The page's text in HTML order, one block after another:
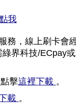
我
務，線上刷卡會
界科技/ECpay或
擊這裡下載 。
載 。